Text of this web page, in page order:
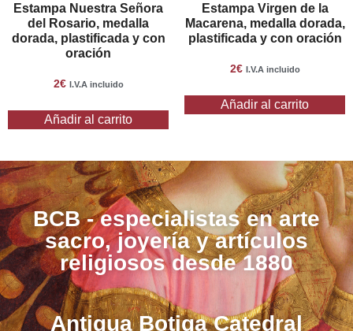
Estampa Nuestra Señora
del Rosario, medalla
dorada, plastificada y con
oración
2€ I.V.A incluido
Añadir al carrito
Estampa Virgen de la
Macarena, medalla dorada,
plastificada y con oración
2€ I.V.A incluido
Añadir al carrito
BCB - especialistas en arte
sacro, joyería y artículos
religiosos desde 1880
Antigua Botiga Catedral